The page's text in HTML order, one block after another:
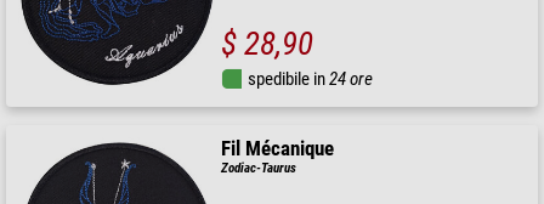
$ 28,90
spedibile in24 ore
Fil Mécanique
Zodiac-Taurus